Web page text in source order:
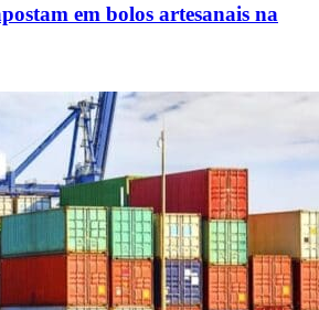
em bolos artesanais na